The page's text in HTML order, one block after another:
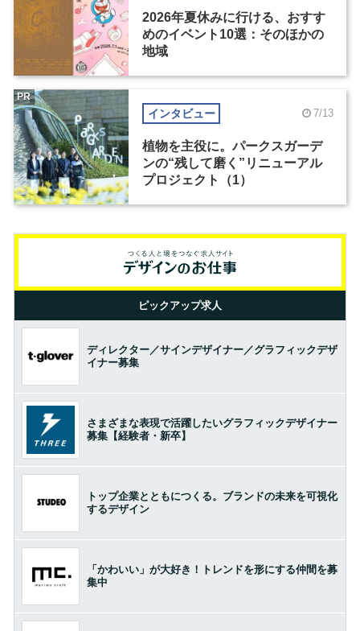
2026年夏休みに行ける、おすす
めのイベント10選：そのほかの
地域
インタビュー 7/13
植物を主役に。パークスガーデ
ンの“残して磨く”リニューアル
プロジェクト（1）
PR
ピックアップ求人
ディレクター／サインデザイナー／グラフィックデザ
イナー募集
さまざまな表現で活躍したいグラフィックデザイナー
募集【経験者・新卒】
トップ企業とともにつくる。ブランドの未来を可視化
するデザイン
「かわいい」が大好き！トレンドを形にする仲間を募
集中